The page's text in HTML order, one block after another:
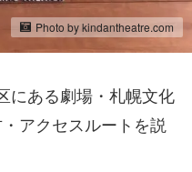
Photo by kindantheatre.com
にある劇場・札幌文化
アクセスルートを説